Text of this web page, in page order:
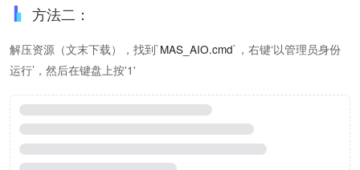
方法二：
解压资源（文末下载），找到`MAS_AIO.cmd`，右键‘以管理员身份
运行’，然后在键盘上按'1'